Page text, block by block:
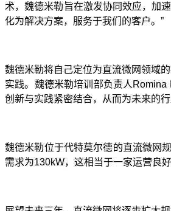
术，魏德米勒旨在激发协同效应，加
化为解决方案，服务于我们的客户。”
魏德米勒将自己定位为直流微网领域
实践。魏德米勒培训部负责人 Romina
创新与实践紧密结合，从而为未来的
魏德米勒位于代特莫尔德的直流微网
需求为130kW，这相当于一家运营良